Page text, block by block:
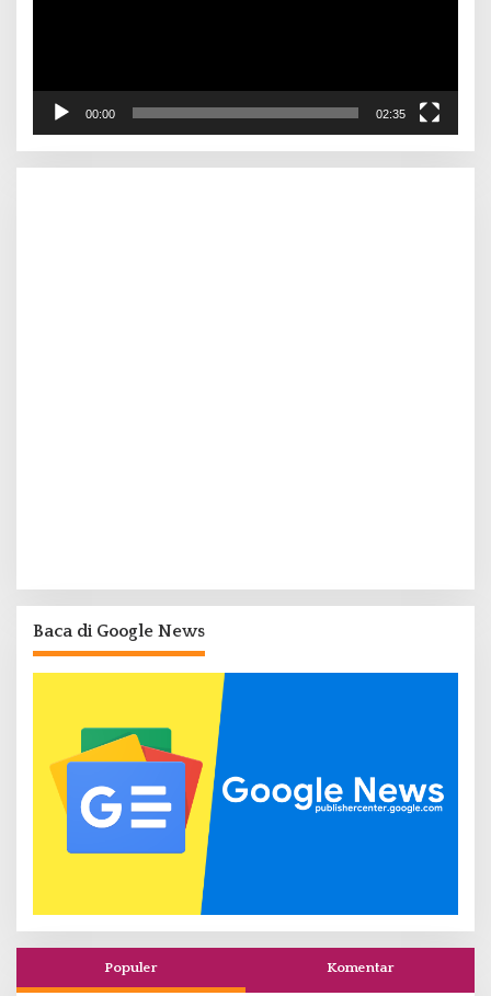
00:00 02:35
Baca di Google News
Populer Komentar